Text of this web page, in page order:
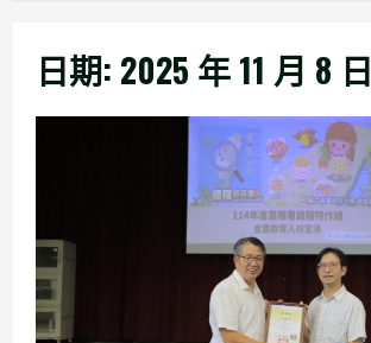
日期: 2025 年 11 月 8 日